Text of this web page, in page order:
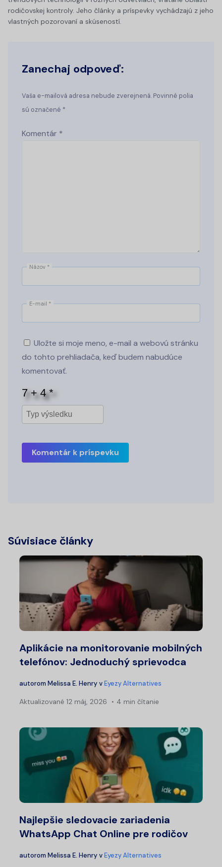
rodičovskej kontroly. Jeho články a príspevky vychádzajú z jeho
vlastných pozorovaní a skúseností.
Zanechaj odpoveď:
Vaša e-mailová adresa nebude zverejnená. Povinné polia
sú označené *
Komentár *
Názov *
E-mail *
Uložte si moje meno, e-mail a webovú stránku
do tohto prehliadača, keď budem nabudúce
komentovať.
Komentár k príspevku
Súvisiace články
Aplikácie na monitorovanie mobilných
telefónov: Jednoduchý sprievodca
autorom Melissa E. Henry vEyezy Alternatives
Aktualizované 12 máj, 2026 4 min čítanie
Najlepšie sledovacie zariadenia
WhatsApp Chat Online pre rodičov
autorom Melissa E. Henry vEyezy Alternatives